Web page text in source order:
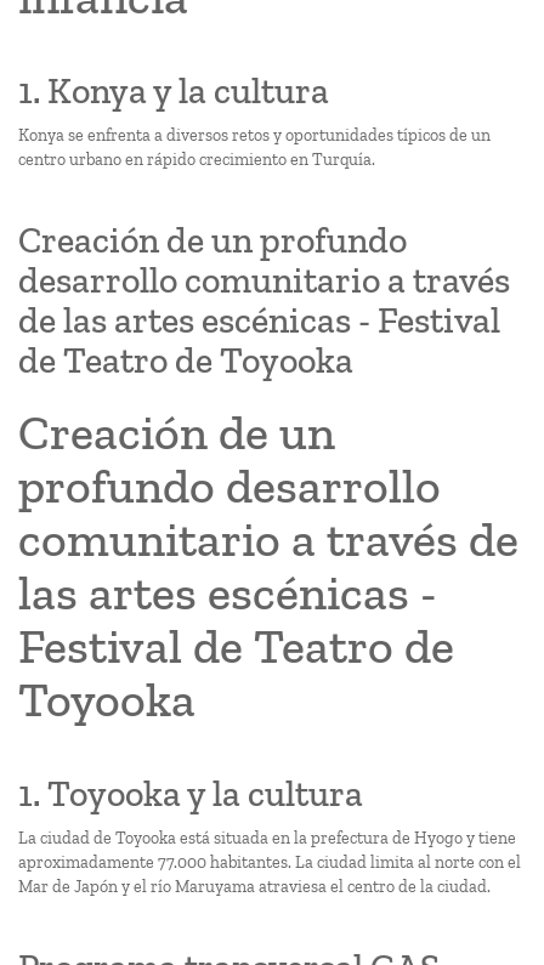
1. Konya y la cultura
Konya se enfrenta a diversos retos y oportunidades típicos de un
centro urbano en rápido crecimiento en Turquía.
Creación de un profundo
desarrollo comunitario a través
de las artes escénicas - Festival
de Teatro de Toyooka
Creación de un
profundo desarrollo
comunitario a través de
las artes escénicas -
Festival de Teatro de
Toyooka
1. Toyooka y la cultura
La ciudad de Toyooka está situada en la prefectura de Hyogo y tiene
aproximadamente 77.000 habitantes. La ciudad limita al norte con el
Mar de Japón y el río Maruyama atraviesa el centro de la ciudad.